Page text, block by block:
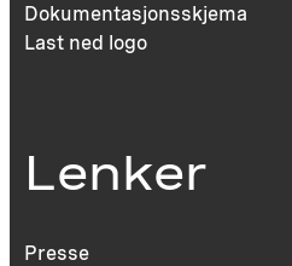
Dokumentasjonsskjema
Last ned logo
Lenker
Presse